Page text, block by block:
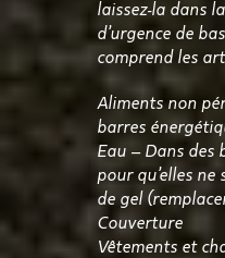
laissez-la dans
d’urgence de
comprend les
Aliments non
barres
Eau – Dans des
pour qu’elles ne
de gel
Couverture
Vêtements et